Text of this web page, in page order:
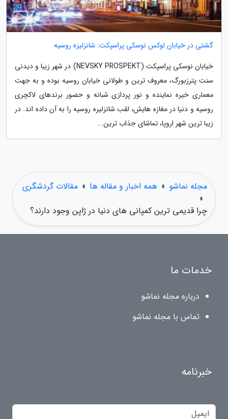
گشتی در خیابان لوکس نوسکی پراسپکت: شانزلیزه روسیه
خیابان نوسکی پراسپکت (NEVSKY PROSPEKT) در شهر زیبا و دیدنی
سنت پترزبورگ، معروف ترین و طولانی خیابان روسیه بوده و به جهت
معماری خیره نماینده و نور پردازی شبانه و حضور برندهای لاکچری
روسیه و دنیا در مغازه هایش، لقب شانزلیره روسیه را به آن داده اند. در
زیبا ترین شهر اروپا، تماشای جذاب ترین...
مجله نماشو » همه اخبار و مقاله ها » مقالات گردشگری
»
چرا قدیمی ترین کمپانی های دنیا در ژاپن وجود دارند؟
خدمات ما
درباره مجله نماشو
تماس با مجله نماشو
خبرنامه